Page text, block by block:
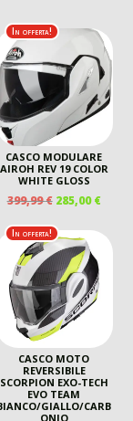
ERA:
369,00 €.
È:
€.
In offerta!
CASCO MODULARE
AIROH REV 19 COLOR
WHITE GLOSS
399,99€ IL
ORIGINALE
ERA:
399,99 €.
285,00€IL
In offerta!
CASCO MOTO
REVERSIBILE
SCORPION EXO-TECH
EVO TEAM
GIALLO/CARB
ONIO